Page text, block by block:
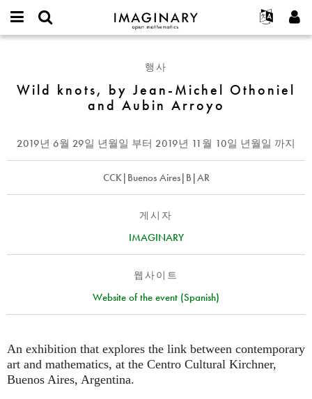
IMAGINARY
open
Français
Deutsch
한국어
Türkçe
Programs
Galleries
Hands-On
Texts
Exhibitions
프로젝트
참가하기
연락처
username
새로운 비밀번호 요청하기
by
Othoniel
행사
Wild knots, by Jean-Michel Othoniel
and Aubin Arroyo
2019년 6월 29일 년월일 부터 2019년 11월 10일 년월일 까지
CCK|Buenos Aires|B|AR
게시자
IMAGINARY
웹사이트
Website of the event (Spanish)
An exhibition that explores the link between contemporary
art and mathematics, at the Centro Cultural Kirchner,
Buenos Aires, Argentina.